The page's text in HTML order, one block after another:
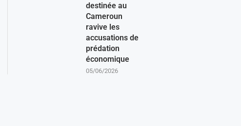
destinée au
Cameroun
ravive les
accusations de
prédation
économique
05/06/2026